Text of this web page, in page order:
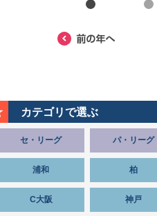
カテゴリで選ぶ
セ・リーグ パ・リーグ
浦和 柏
C大阪 神戸